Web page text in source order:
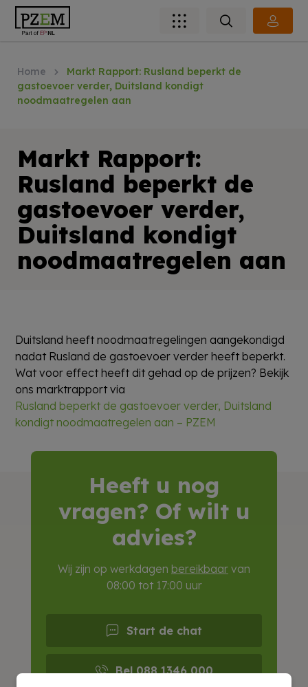
Home
Markt Rapport: Rusland beperkt de
gastoevoer verder, Duitsland kondigt
noodmaatregelen aan
Markt Rapport:
Rusland beperkt de
gastoevoer verder,
Duitsland kondigt
noodmaatregelen aan
Duitsland heeft noodmaatregelingen aangekondigd
nadat Rusland de gastoevoer verder heeft beperkt.
Wat voor effect heeft dit gehad op de prijzen? Bekijk
ons marktrapport via
Rusland beperkt de gastoevoer verder, Duitsland
kondigt noodmaatregelen aan – PZEM
Heeft u nog
vragen? Of wilt u
advies?
Wij zijn op werkdagen bereikbaar van
08:00 tot 17:00 uur
Start de chat
Bel 088 1346 000